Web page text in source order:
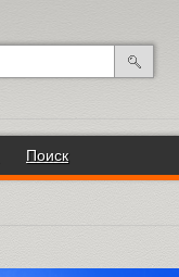
Поиск